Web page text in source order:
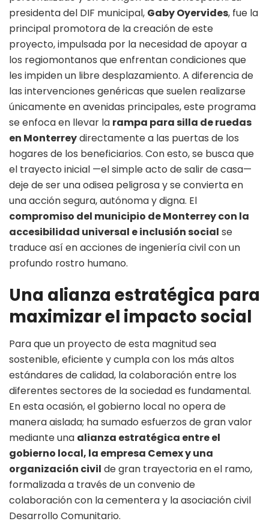
presidenta del DIF municipal, Gaby Oyervides, fue la
principal promotora de la creación de este
proyecto, impulsada por la necesidad de apoyar a
los regiomontanos que enfrentan condiciones que
les impiden un libre desplazamiento. A diferencia de
las intervenciones genéricas que suelen realizarse
únicamente en avenidas principales, este programa
se enfoca en llevar la rampa para silla de ruedas
en Monterreydirectamente a las puertas de los
hogares de los beneficiarios. Con esto, se busca que
el trayecto inicial —el simple acto de salir de casa—
deje de ser una odisea peligrosa y se convierta en
una acción segura, autónoma y digna. El
compromiso del municipio de Monterrey con la
accesibilidad universal e inclusión social se
traduce así en acciones de ingeniería civil con un
profundo rostro humano.
Una alianza estratégica para
maximizar el impacto social
Para que un proyecto de esta magnitud sea
sostenible, eficiente y cumpla con los más altos
estándares de calidad, la colaboración entre los
diferentes sectores de la sociedad es fundamental.
En esta ocasión, el gobierno local no opera de
manera aislada; ha sumado esfuerzos de gran valor
mediante una alianza estratégica entre el
gobierno local, la empresa Cemex y una
organización civil de gran trayectoria en el ramo,
formalizada a través de un convenio de
colaboración con la cementera y la asociación civil
Desarrollo Comunitario.